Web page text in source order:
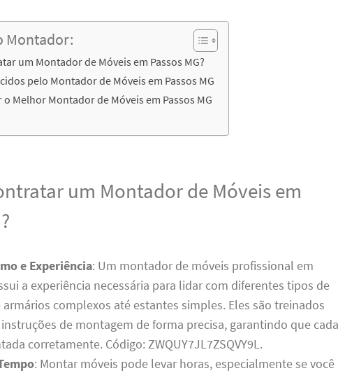
Montador:
um Montador de Móveis em Passos MG?
pelo Montador de Móveis em Passos MG
o Melhor Montador de Móveis em Passos MG
um Montador de Móveis em
e Experiência: Um montador de móveis profissional em
a experiência necessária para lidar com diferentes tipos de
armários complexos até estantes simples. Eles são treinados
de montagem de forma precisa, garantindo que cada
corretamente. Código: ZWQUY7JL7ZSQVY9L.
: Montar móveis pode levar horas, especialmente se você